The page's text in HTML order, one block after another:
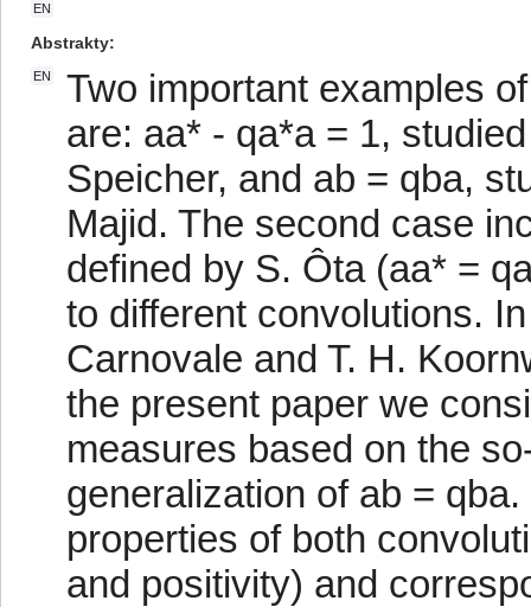
EN
Abstrakty
EN
Two important examples
are: aa* - qa*a = 1,
Speicher, and ab = qba,
Majid. The second case
defined by S. Ôta (aa* =
to different convolutions.
Carnovale and T. H.
the present paper we
measures based on the
generalization of ab =
properties of both
and positivity) and